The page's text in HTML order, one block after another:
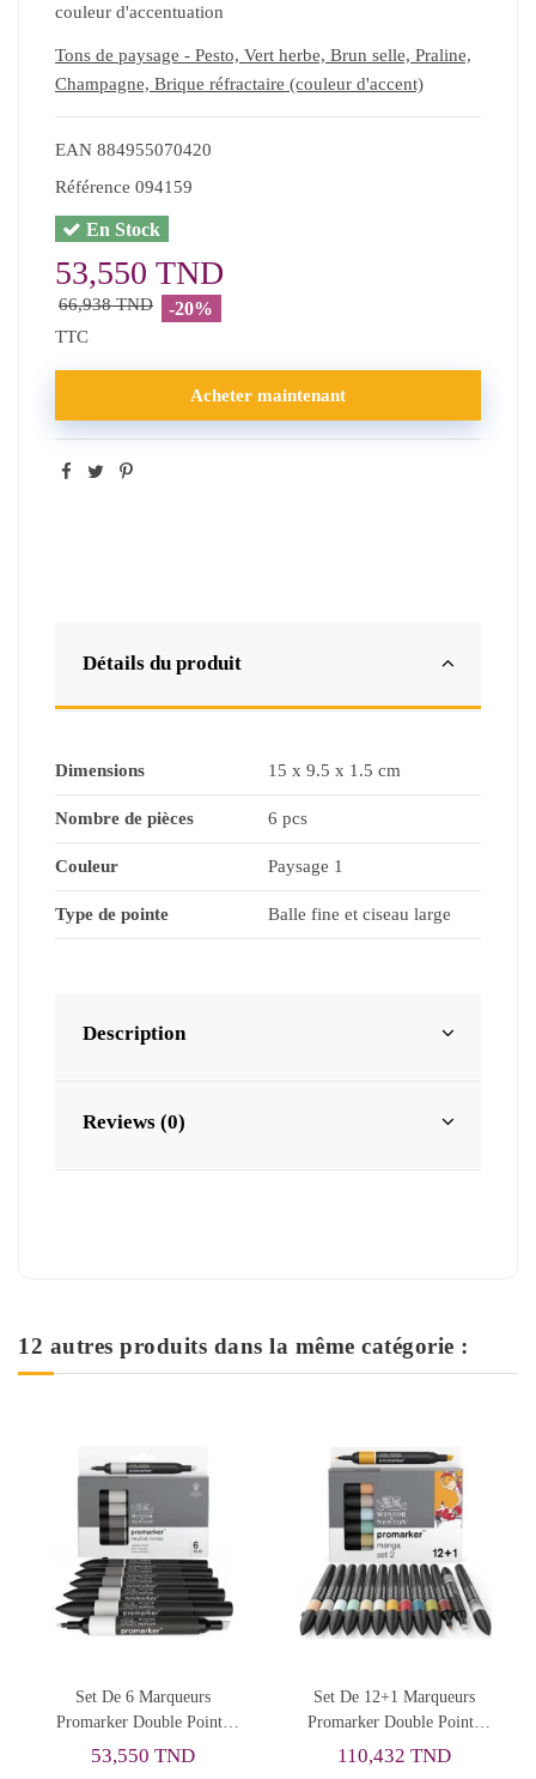
couleur d'accentuation
Tons de paysage - Pesto, Vert herbe, Brun selle, Praline,
Champagne, Brique réfractaire (couleur d'accent)
EAN 884955070420
Référence 094159
En Stock
53,550 TND
66,938 TND -20%
TTC
Acheter maintenant
Détails du produit
Dimensions 15 x 9.5 x 1.5 cm
Nombre de pièces 6 pcs
Couleur Paysage 1
Type de pointe Balle fine et ciseau large
Description
Reviews (0)
12 autres produits dans la même catégorie :
6 Marqueurs
Double Pointe
- Winsor &
Set De 12+1 Marqueurs
Promarker Double Pointe
Manga 2 - Winsor &
110,432 TND
Promarker